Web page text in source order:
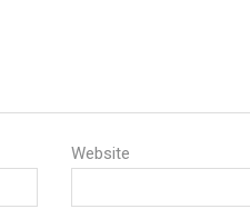
Website